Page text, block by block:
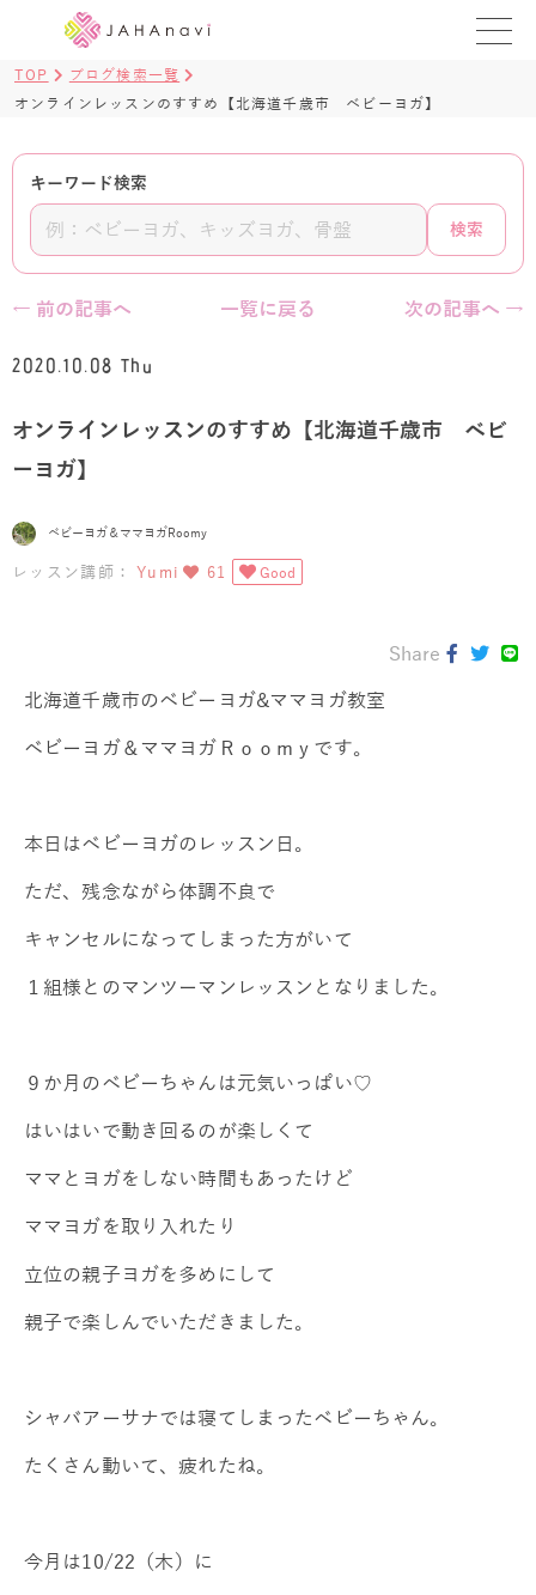
レッスンを探す
BLOG
ヨガ資格講座 ›
TOP
ブログ検索一覧
オンラインレッスンのすすめ【北海道千歳市 ベビーヨガ】
キーワード検索
検索
← 前の記事へ 一覧に戻る 次の記事へ →
2020.10.08 Thu
オンラインレッスンのすすめ【北海道千歳市 ベビ
ーヨガ】
ベビーヨガ＆ママヨガRoomy
レッスン講師： Yumi 61 Good
Share
北海道千歳市のベビーヨガ&ママヨガ教室
ベビーヨガ＆ママヨガＲｏｏｍｙです。
本日はベビーヨガのレッスン日。
ただ、残念ながら体調不良で
キャンセルになってしまった方がいて
１組様とのマンツーマンレッスンとなりました。
９か月のベビーちゃんは元気いっぱい♡
はいはいで動き回るのが楽しくて
ママとヨガをしない時間もあったけど
ママヨガを取り入れたり
立位の親子ヨガを多めにして
親子で楽しんでいただきました。
シャバアーサナでは寝てしまったベビーちゃん。
たくさん動いて、疲れたね。
今月は10/22（木）に